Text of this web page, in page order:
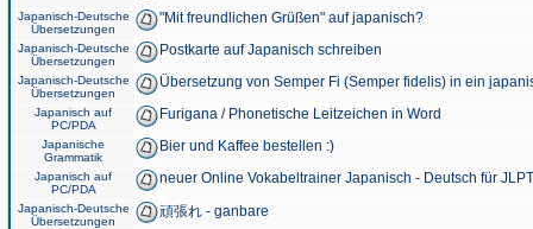
Japanisch-Deutsche
Übersetzungen
"Mit freundlichen Grüßen" auf japanisch?
Japanisch-Deutsche
Übersetzungen
Postkarte auf Japanisch schreiben
Japanisch-Deutsche
Übersetzungen
Übersetzung von Semper Fi (Semper fidelis) in ein
Japanisch auf
PC/PDA
Furigana / Phonetische Leitzeichen in Word
Japanische
Grammatik
Bier und Kaffee bestellen :)
Japanisch auf
PC/PDA
neuer Online Vokabeltrainer Japanisch - Deutsch für
Japanisch-Deutsche
Übersetzungen
頑張れ - ganbare